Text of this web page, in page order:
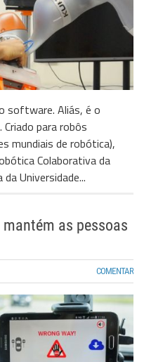
software. Aliás, é o
para robôs
mundiais de robótica),
Colaborativa da
Universidade...
as pessoas
COMENTAR